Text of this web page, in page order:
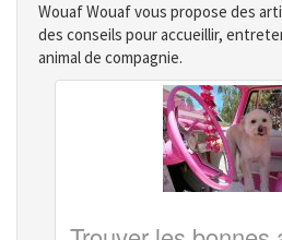
Wouaf Wouaf vous propose des
des conseils pour accueillir,
animal de compagnie.